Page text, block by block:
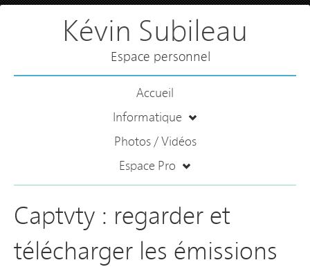
Kévin Subileau
Espace personnel
Accueil
Informatique
Photos / Vidéos
Espace Pro
Captvty : regarder et
télécharger les émissions